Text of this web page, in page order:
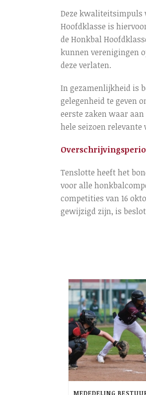
Deze kwaliteitsimpuls
Hoofdklasse is
de Honkbal
kunnen verenigingen
deze verlaten.
In gezamenlijkheid is
gelegenheid te geven
eerste zaken waar
hele seizoen
Tenslotte heeft het
voor alle
competities van 16
gewijzigd zijn, is